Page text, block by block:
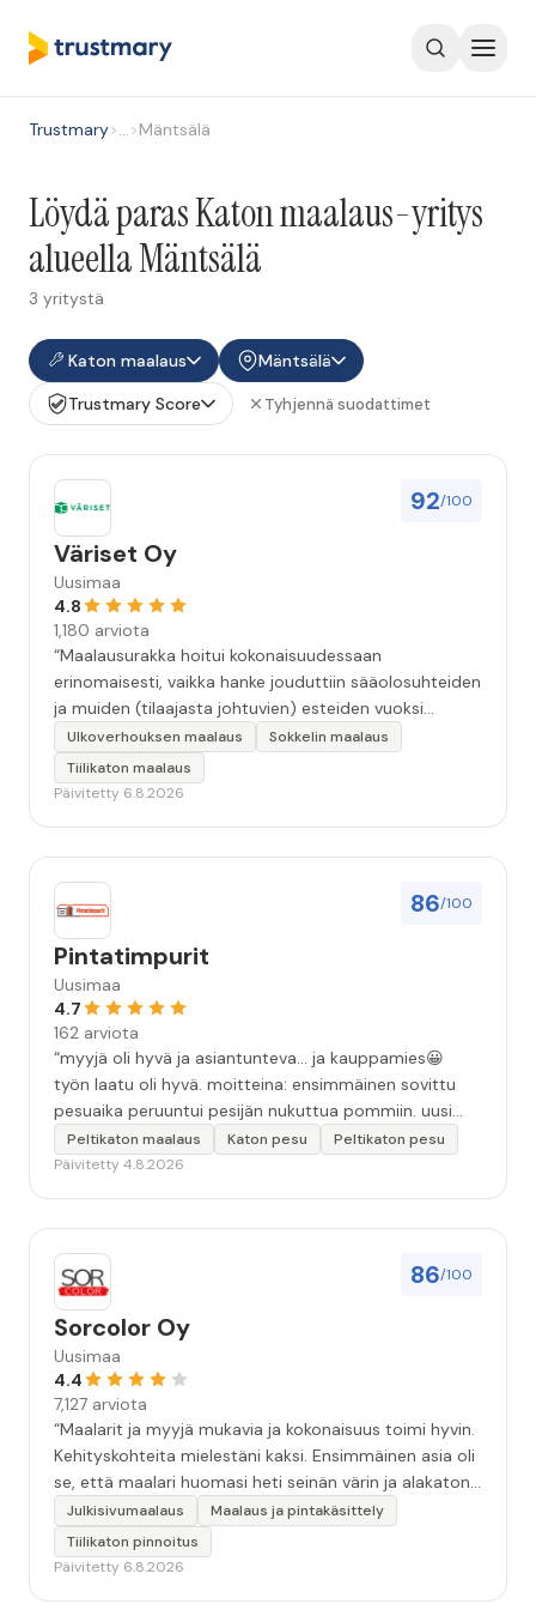
Trustmary>…>Mäntsälä
Löydä paras Katon maalaus-yritys
alueella Mäntsälä
3 yritystä
Katon maalaus
Mäntsälä
Trustmary Score
Tyhjennä suodattimet
92/100
Väriset Oy
Uusimaa
4.8
1,180 arviota
“Maalausurakka hoitui kokonaisuudessaan
erinomaisesti, vaikka hanke jouduttiin sääolosuhteiden
ja muiden (tilaajasta johtuvien) esteiden vuoksi
keskeyttämään n. 3 viikoksi. Maalaistulos on oikein
hyvä, yhteydenpito erinomaista, jälkityöt tehtiin
huolellisesti. Suosittelen. Erityiskiitos itse maalareille:
Ulkoverhouksen maalaus
Sokkelin maalaus
Tiilikaton maalaus
Päivitetty 6.8.2026
86/100
Pintatimpurit
Uusimaa
4.7
162 arviota
“myyjä oli hyvä ja asiantunteva... ja kauppamies😀
työn laatu oli hyvä. moitteina: ensimmäinen sovittu
pesuaika peruuntui pesijän nukuttua pommiin. uusi
aika piti ja työn jälki oikein hyvää ja osaavaa. toinen
murhe tuli koska olimme matkoilla ja jossain
vuorokautta pihalle...kunnes naapuri uskaltautui
pihallemme ja sulki hanan. Hieman siis tarkkuutta
hommiin ja hyvä tulee. ”
Peltikaton maalaus Katon pesu
Peltikaton pesu
Päivitetty 4.8.2026
86/100
Sorcolor Oy
Uusimaa
4.4
7,127 arviota
“Maalarit ja myyjä mukavia ja kokonaisuus toimi hyvin.
Kehityskohteita mielestäni kaksi. Ensimmäinen asia oli
se, että maalari huomasi heti seinän värin ja alakaton
värin erot mitä en huomannut. Hyvä toki että siinä
kohtaa huomattu mutta toki optimaalisessa
tilanteessa myyjä olisi jo kiinnittänyt tähän huomiota.
Julkisivumaalaus
Maalaus ja pintakäsittely
Tiilikaton pinnoitus
Päivitetty 6.8.2026